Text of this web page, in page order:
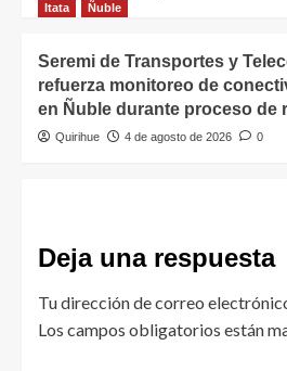
Itata
Ñuble
Seremi de Transportes y
refuerza monitoreo de
en Ñuble durante proceso de
Quirihue 4 de agosto de 2026 0
Deja una respuesta
Tu dirección de correo
Los campos obligatorios están